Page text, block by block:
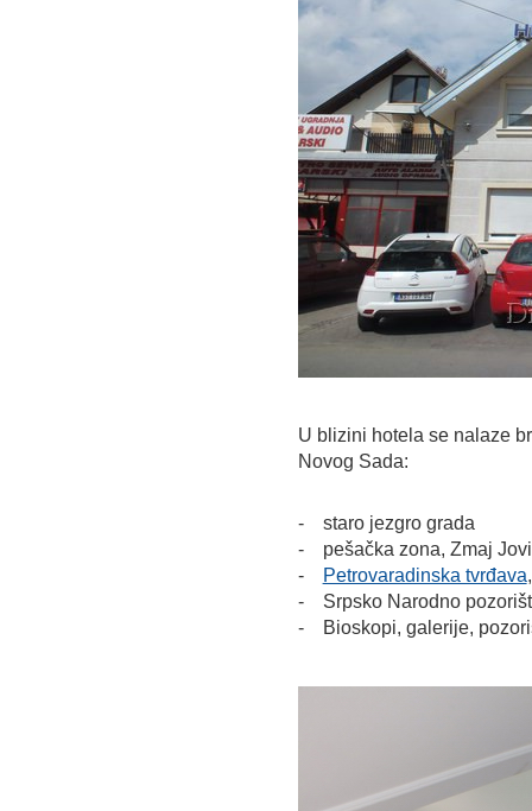
U blizini hotela se nalaze
Novog Sada:
- staro jezgro grada
- pešačka zona, Zmaj
-
Petrovaradinska tvrđava
- Srpsko Narodno
- Bioskopi, galerije,